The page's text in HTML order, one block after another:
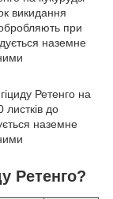
викидання
при
наземне
Ретенго на
до
наземне
Ретенго?